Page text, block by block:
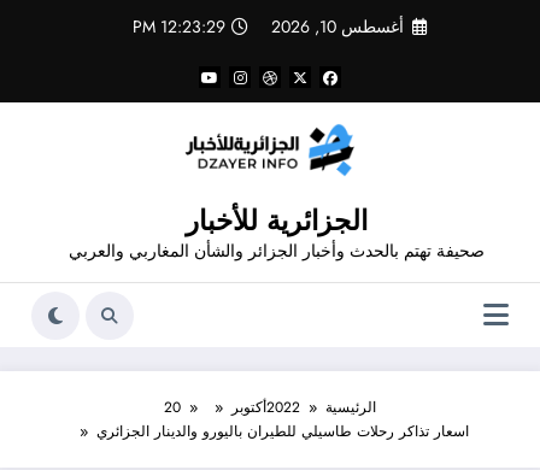
أغسطس 10, 2026 12:23:29 PM
الجزائرية للأخبار
صحيفة تهتم بالحدث وأخبار الجزائر والشأن المغاربي والعربي
الرئيسية 2022أكتوبر
20
اسعار تذاكر رحلات طاسيلي للطيران باليورو والدينار الجزائري